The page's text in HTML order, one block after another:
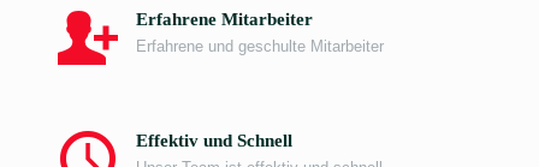
Erfahrene Mitarbeiter
Erfahrene und geschulte Mitarbeiter
Effektiv und Schnell